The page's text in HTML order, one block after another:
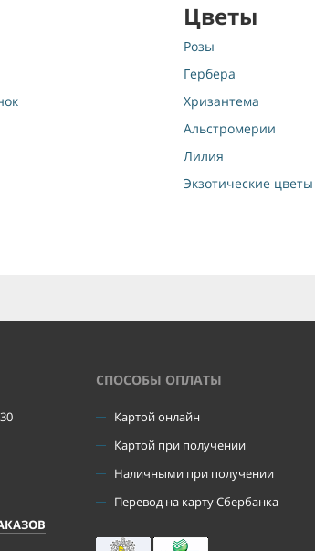
Цветы
Розы
Гербера
Хризантема
Альстромерии
Лилия
Экзотические цветы
CПОСОБЫ ОПЛАТЫ
Картой онлайн
Картой при получении
Наличными при получении
Перевод на карту Сбербанка